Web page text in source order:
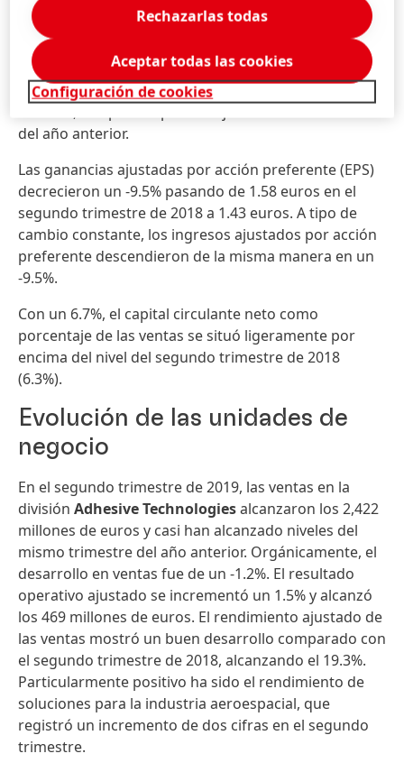
El resultado operativo ajustado(EBIT) decreció un
-8.6% pasando de 926 millones de euros en el
segundo trimestre de 2018 a 846 millones de euros.
El rendimiento ajustado de las ventas(EBIT) alcanzó
del año anterior.
Las ganancias ajustadas por acción preferente(EPS)
decrecieron un -9.5% pasando de 1.58 euros en el
segundo trimestre de 2018 a 1.43 euros. A tipo de
cambio constante, los ingresos ajustados por acción
preferente descendieron de la misma manera en un
-9.5%.
Con un 6.7%, el capital circulante neto como
porcentaje de las ventas se situó ligeramente por
encima del nivel del segundo trimestre de 2018
(6.3%).
Evolución de las unidades de
negocio
En el segundo trimestre de 2019, las ventas en la
división Adhesive Technologiesalcanzaron los 2,422
millones de euros y casi han alcanzado niveles del
mismo trimestre del año anterior. Orgánicamente, el
desarrollo en ventas fue de un -1.2%. El resultado
operativo ajustado se incrementó un 1.5% y alcanzó
los 469 millones de euros. El rendimiento ajustado de
las ventas mostró un buen desarrollo comparado con
el segundo trimestre de 2018, alcanzando el 19.3%.
Particularmente positivo ha sido el rendimiento de
soluciones para la industria aeroespacial, que
registró un incremento de dos cifras en el segundo
trimestre.
Configuración de cookies
Rechazarlas todas
Aceptar todas las cookies